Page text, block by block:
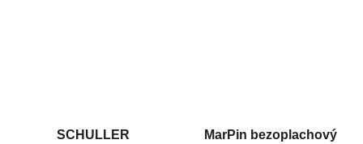
SCHULLER
MarPin bezoplachový